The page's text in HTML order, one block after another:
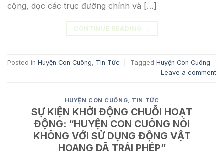
cộng, dọc các trục đường chính và […]
CONTINUE READING →
Posted in Huyện Con Cuông, Tin Tức Tagged Huyện Con Cuông
Leave a comment
HUYỆN CON CUÔNG TIN TỨC
SỰ KIỆN KHỞI ĐỘNG CHUỖI HOẠT
ĐỘNG: “HUYỆN CON CUÔNG NÓI
KHÔNG VỚI SỬ DỤNG ĐỘNG VẬT
HOANG DÃ TRÁI PHÉP”